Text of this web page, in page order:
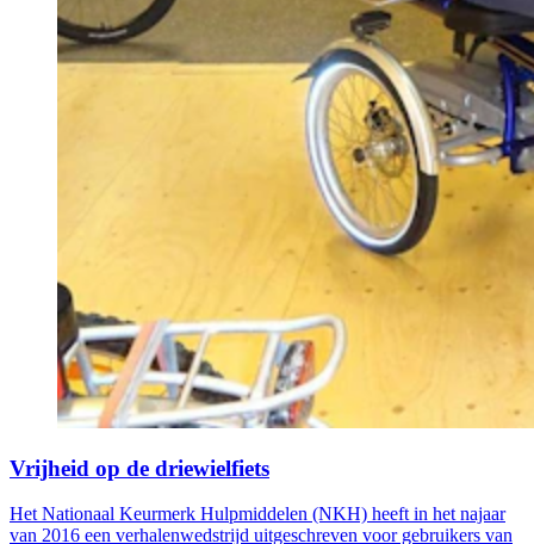
Vrijheid op de driewielfiets
Het Nationaal Keurmerk Hulpmiddelen (NKH) heeft in het najaar
van 2016 een verhalenwedstrijd uitgeschreven voor gebruikers van